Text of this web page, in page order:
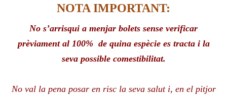
NOTA IMPORTANT:
No s’arrisqui a menjar bolets sense verificar
prèviament al 100% de quina espècie es tracta i la
seva possible comestibilitat.
No val la pena posar en riscla seva salut i, en el pitjor